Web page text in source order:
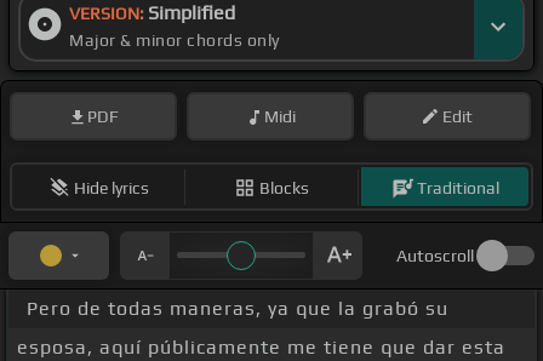
VERSION: Simplified
Major & minor chords only
PDF Midi Edit
Hide lyrics Blocks Traditional
Autoscroll
Pero de todas maneras, ya que la grabó su
esposa, aquí públicamente me tiene que dar esta